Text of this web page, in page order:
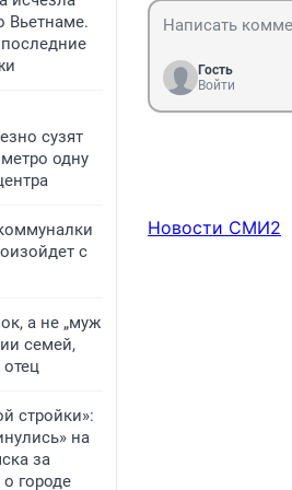
Вьетнаме.
сузят
одну
с
а не „муж
семей,
стройки»:
на
за
городе
Гость
Войти
Новости СМИ2